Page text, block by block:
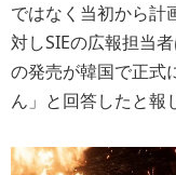
ではなく当初から計
対しSIEの広報担当
の発売が韓国で正式
ん」と回答したと報